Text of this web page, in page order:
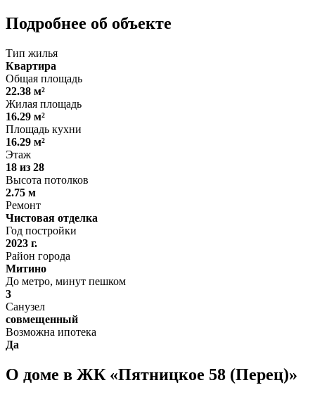
Подробнее об объекте
Тип жилья
Квартира
Общая площадь
22.38 м²
Жилая площадь
16.29 м²
Площадь кухни
16.29 м²
Этаж
18 из 28
Высота потолков
2.75 м
Ремонт
Чистовая отделка
Год постройки
2023 г.
Район города
Митино
До метро, минут пешком
3
Санузел
совмещенный
Возможна ипотека
Да
О доме в ЖК «Пятницкое 58 (Перец)»